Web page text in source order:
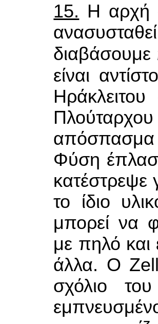
15. Η αρχή
διαβάσουμε
είναι
απόσπασμα
Φύση
κατέστρεψε
το ίδιο
μπορεί να
με πηλό και
άλλα. Ο
σχόλιο